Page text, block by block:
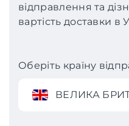
відправлення та
вартість доставки в
Оберіть країну
ВЕЛИКА